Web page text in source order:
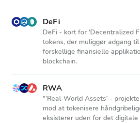
DeFi
DeFi - kort for 'Decentralized
tokens, der muliggør adgang
forskellige finansielle
blockchain.
RWA
"‘Real-World Assets’ -
mod at tokenisere
eksisterer uden for det digitale